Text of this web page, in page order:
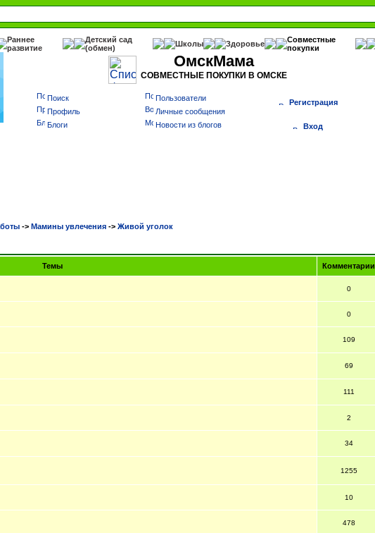
Раннее
развитие
Детский сад
(обмен)
Школы Здоровье
Совместные
покупки
ОмскМама
СОВМЕСТНЫЕ ПОКУПКИ В ОМСКЕ
Поиск
Пользователи
Профиль
Личные сообщения
Блоги
Новости из блогов
Регистрация
Вход
-> Мамины увлечения -> Живой уголок
Темы Комментарии
0
0
109
69
111
2
34
1255
10
478